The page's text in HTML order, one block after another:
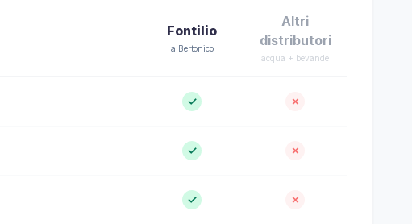
Fontilio
a Bertonico
Altri
distributori
acqua + bevande
✓ ✗
✓ ✗
✓ ✗